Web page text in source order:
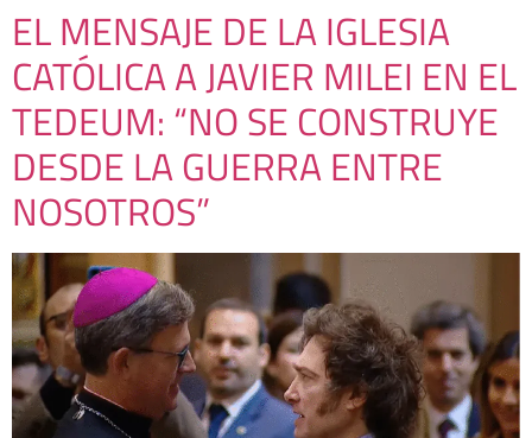
EL MENSAJE DE LA IGLESIA
CATÓLICA A JAVIER MILEI EN EL
TEDEUM: “NO SE CONSTRUYE
DESDE LA GUERRA ENTRE
NOSOTROS”